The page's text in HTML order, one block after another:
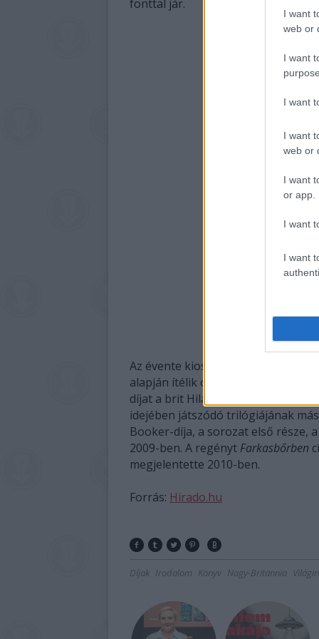
I want
web or
I want
I want
I want
web or
I want
or app.
I want
I want
fonttal jár.
Az
Az évente kiosztott Man Booker-
alapján ítélik oda, hanem az író
díjat a brit Hilary Mantel kapta a
idejében játszódó trilógiájának
Booker-díja, a sorozat első része,
2009-ben. A regényt Farkasbőrben
megjelentette 2010-ben.
Forrás: Hirado.hu
Díjak Irodalom Könyv Nagy-Britannia